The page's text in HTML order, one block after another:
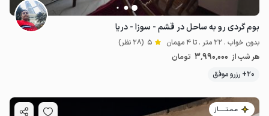
بوم گردی رو به ساحل در قشم - سوزا - دریا
بدون خواب . 22 متر . تا 4 مهمان 5 (28 نظر)
هر شب از 3٬990٬000 تومان
20+ رزرو موفق
مـمـتــــــاز